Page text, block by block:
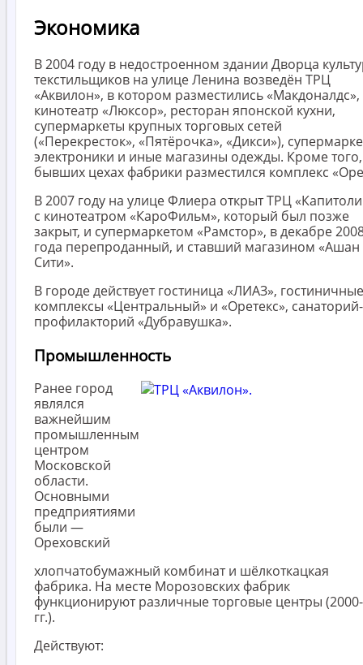
Экономика
В 2004 году в недостроенном здании Дворца
текстильщиков на улице Ленина возведён ТРЦ
«Аквилон», в котором разместились «Макдоналдс»,
кинотеатр «Люксор», ресторан японской кухни,
супермаркеты крупных торговых сетей
(«Перекресток», «Пятёрочка», «Дикси»),
электроники и иные магазины одежды. Кроме
бывших цехах фабрики разместился комплекс
В 2007 году на улице Флиера открыт ТРЦ
с кинотеатром «КароФильм», который был позже
закрыт, и супермаркетом «Рамстор», в декабре
года перепроданный, и ставший магазином «Ашан
Сити».
В городе действует гостиница «ЛИАЗ», гостиничные
комплексы «Центральный» и «Оретекс», санаторий-
профилакторий «Дубравушка».
Промышленность
Ранее город
являлся
важнейшим
промышленным
центром
Московской
области.
Основными
предприятиями
были —
Ореховский
хлопчатобумажный комбинат и шёлкоткацкая
фабрика. На месте Морозовских фабрик
функционируют различные торговые центры
гг.).
Действуют: